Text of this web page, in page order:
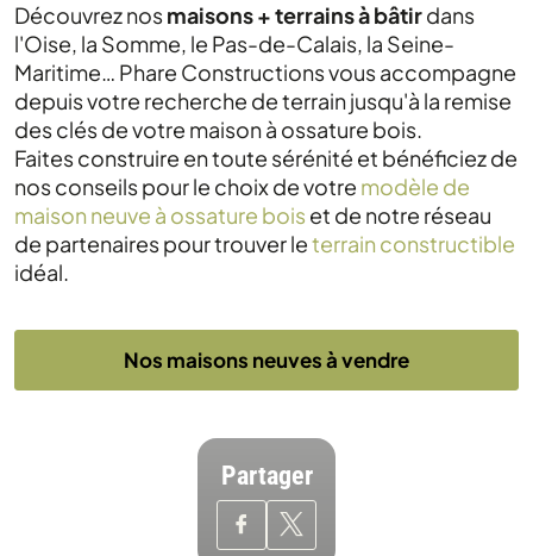
Découvrez nosmaisons + terrains à bâtirdans
l'Oise, la Somme, le Pas-de-Calais, la Seine-
Maritime… Phare Constructions vous accompagne
depuis votre recherche de terrain jusqu'à la remise
des clés de votre maison à ossature bois.
Faites construire en toute sérénité et bénéficiez de
nos conseils pour le choix de votre modèle de
maison neuve à ossature bois et de notre réseau
de partenaires pour trouver leterrain constructible
idéal.
Nos maisons neuves à vendre
Partager